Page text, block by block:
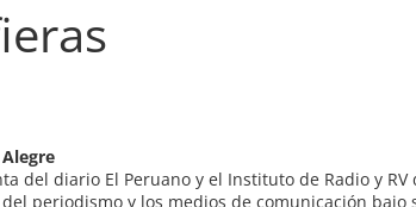
del diario El Peruano y el Instituto de Radio y RV
periodismo y los medios de comunicación bajo